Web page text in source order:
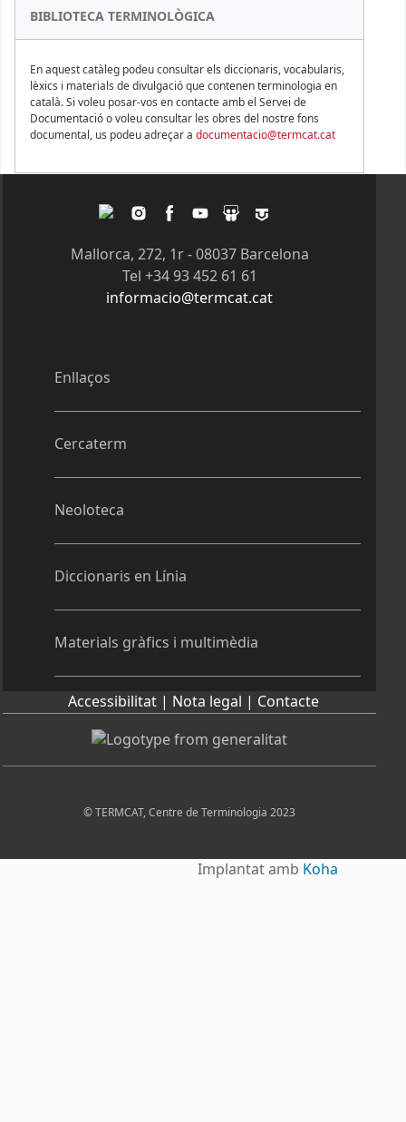
BIBLIOTECA TERMINOLÒGICA
En aquest catàleg podeu consultar els diccionaris, vocabularis,
lèxics i materials de divulgació que contenen terminologia en
català. Si voleu posar-vos en contacte amb el Servei de
Documentació o voleu consultar les obres del nostre fons
documental, us podeu adreçar a documentacio@termcat.cat
Enllaços
Cercaterm
Neoloteca
Diccionaris en Línia
Materials gràfics i multimèdia
Mallorca, 272, 1r - 08037 Barcelona
Tel +34 93 452 61 61
informacio@termcat.cat
Accessibilitat | Nota legal | Contacte
© TERMCAT, Centre de Terminologia 2023
Implantat amb Koha